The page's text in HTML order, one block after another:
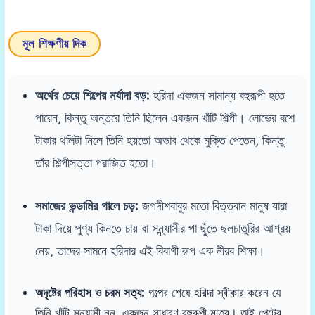
মূল শিক্ষণীয় দিক
অর্থের চেয়ে শিল্পের মর্যাদা বড়: হরিদা একজন সামান্য বহুরূপী হতে
পারেন, কিন্তু অন্তরে তিনি ছিলেন একজন খাঁটি শিল্পী। লোভের বশে
টাকার থলিটা নিলে তিনি হয়তো অভাব থেকে মুক্তি পেতেন, কিন্তু
তাঁর শিল্পীসত্তা পরাজিত হতো।
সমাজের ভন্ডামির গালে চড়: জগদীশবাবুর মতো বিত্তবান মানুষ যারা
টাকা দিয়ে পুণ্য কিনতে চায় বা সন্ন্যাসীর পা ছুঁতে ছলচাতুরির আশ্রয়
নেয়, তাদের সামনে হরিদার এই বিবাগী রূপ এক নীরব শিক্ষা।
অদৃষ্টের পরিহাস ও চরম সত্য: গল্পের শেষে হরিদা স্বীকার করেন যে